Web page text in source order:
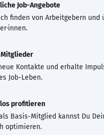
Job-Angebote
finden von Arbeitgebern und
Mitglieder
Kontakte und erhalte
Job-Leben.
profitieren
Basis-Mitglied kannst Du
optimieren.